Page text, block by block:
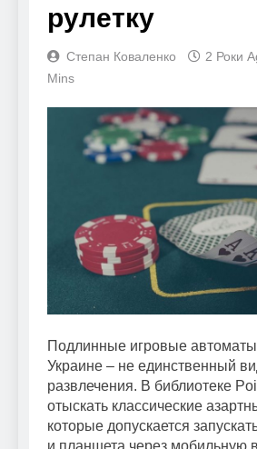
рулетку
Степан Коваленко 2 Роки
Mins
Подлинные игровые
Украине – не единственный
развлечения. В библиотеке
отыскать классические
которые допускается